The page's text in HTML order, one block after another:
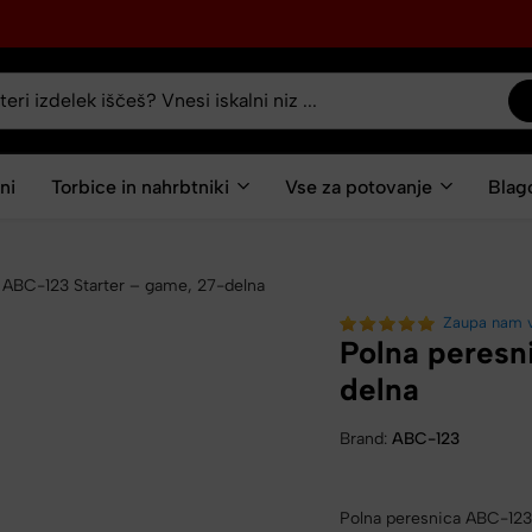
Torbice in nahrbtniki Vse za potovanje
123 Starter – game, 27-delna
Zaupa
Polna
delna
Brand:ABC-123
Polna peresnica ABC-